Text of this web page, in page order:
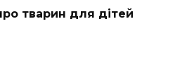
тварин для дітей